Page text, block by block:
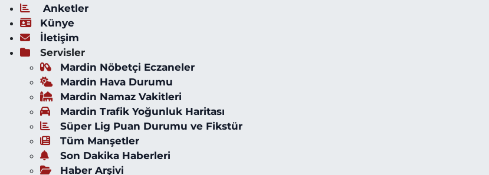
Anketler
Künye
İletişim
Servisler
Mardin Nöbetçi Eczaneler
Mardin Hava Durumu
Mardin Namaz Vakitleri
Mardin Trafik Yoğunluk Haritası
Süper Lig Puan Durumu ve Fikstür
Tüm Manşetler
Son Dakika Haberleri
Haber Arşivi